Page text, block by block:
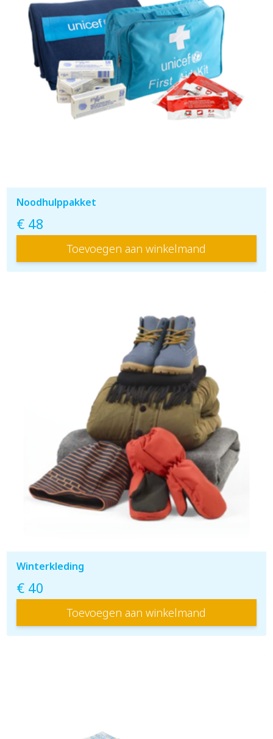
Noodhulppakket
€ 48
Toevoegen aan winkelmand
Winterkleding
€ 40
Toevoegen aan winkelmand